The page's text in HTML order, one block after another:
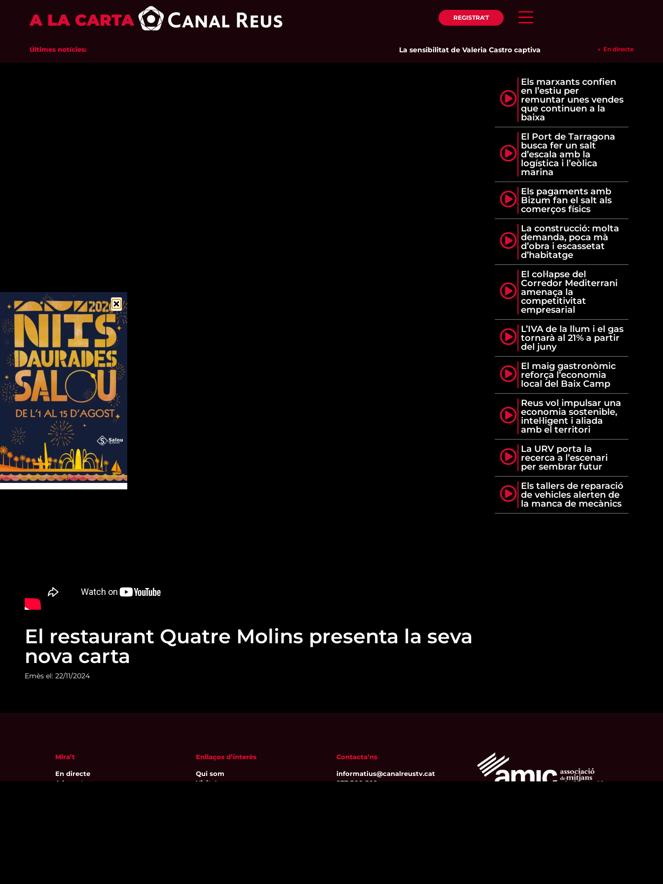
A LA CARTA REGISTRA'T
Últimes notícies: La sensibilitat de Valeria Castro captiva el públic del Parc del Pinaret
En directe
El restaurant Quatre Molins presenta la seva
nova carta
Emès el: 22/11/2024
Els marxants confien
en l’estiu per
remuntar unes vendes
que continuen a la
baixa
El Port de Tarragona
busca fer un salt
d’escala amb la
logística i l’eòlica
marina
Els pagaments amb
Bizum fan el salt als
comerços físics
La construcció: molta
demanda, poca mà
d’obra i escassetat
d’habitatge
El col·lapse del
Corredor Mediterrani
amenaça la
competitivitat
empresarial
L’IVA de la llum i el gas
tornarà al 21% a partir
del juny
El maig gastronòmic
reforça l’economia
local del Baix Camp
Reus vol impulsar una
economia sostenible,
intel·ligent i aliada
amb el territori
La URV porta la
recerca a l’escenari
per sembrar futur
Els tallers de reparació
de vehicles alerten de
la manca de mecànics
Mira’t
En directe
A la carta
Enllaços d’interès
Qui som
Visita'ns
Contacta’ns
informatius@canalreustv.cat
977 300 509